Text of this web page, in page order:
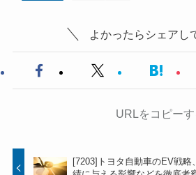
よかったらシェアし
URLをコピーす
[7203]トヨタ自動車のEV戦略